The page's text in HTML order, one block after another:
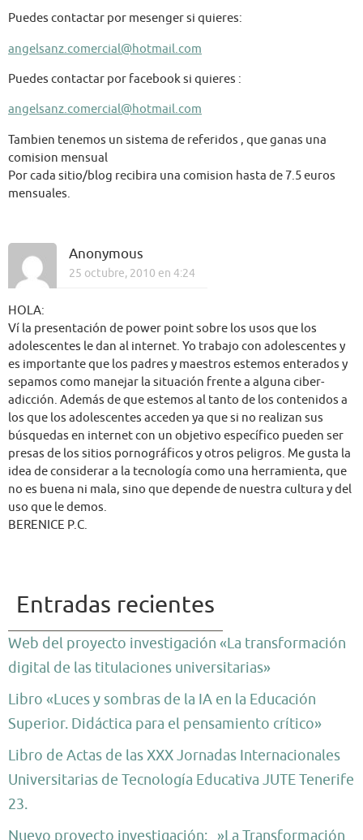
Puedes contactar por mesenger si quieres:
angelsanz.comercial@hotmail.com
Puedes contactar por facebook si quieres :
angelsanz.comercial@hotmail.com
Tambien tenemos un sistema de referidos , que ganas una
comision mensual
Por cada sitio/blog recibira una comision hasta de 7.5 euros
mensuales.
Anonymous
25 octubre, 2010 en 4:24
HOLA:
Ví la presentación de power point sobre los usos que los
adolescentes le dan al internet. Yo trabajo con adolescentes y
es importante que los padres y maestros estemos enterados y
sepamos como manejar la situación frente a alguna ciber-
adicción. Además de que estemos al tanto de los contenidos a
los que los adolescentes acceden ya que si no realizan sus
búsquedas en internet con un objetivo específico pueden ser
presas de los sitios pornográficos y otros peligros. Me gusta la
idea de considerar a la tecnología como una herramienta, que
no es buena ni mala, sino que depende de nuestra cultura y del
uso que le demos.
BERENICE P.C.
Entradas recientes
Web del proyecto investigación «La transformación
digital de las titulaciones universitarias»
Libro «Luces y sombras de la IA en la Educación
Superior. Didáctica para el pensamiento crítico»
Libro de Actas de las XXX Jornadas Internacionales
Universitarias de Tecnología Educativa JUTE Tenerife
23.
Nuevo proyecto investigación: »La Transformación